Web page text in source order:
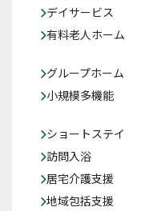
デイサービス
有料老人ホーム
グループホーム
小規模多機能
ショートステイ
訪問入浴
居宅介護支援
地域包括支援